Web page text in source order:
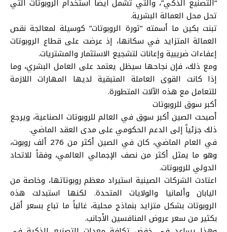
“التصنيع الذكي”، والتي تشمل أيضاً استخدام الروبوتات التي
تحل محل العمالة البشرية.
تبنت بكين ما أسمته “ثورة الروبوتات” كوسيلة لمعالجة نقص
العمالة المتزايد في سكانها، إذ عرضت على قطاع الروبوتات
إعفاءات ضريبية وإعانات لتشجيع الاستثمار والمشتريات.
ومع ذلك، فإن نجاحها سيظل يعتمد على العامل البشري، وما
إذا كانت القوى العاملة المتبقية لديها المهارات اللازمة
للتعامل مع هذه الآلات المتطورة.
أكبر سوق للروبوتات
أصبحت الصين أكبر سوق في العالم للروبوتات الصناعية، ويرجع
ذلك جزئياً إلى الدعم الحكومي على مدى العقد الماضي.
في العام الماضي، كان في الصين أكثر من 276 ألف روبوت،
وهو ما يمثل أكثر من نصف الإجمالي العالمي، وفقاً للاتحاد
الدولي للروبوتات.
اعتادت الشركات الصينية استيراد معظم روبوتاتها، وخاصة من
اليابان وألمانيا والولايات المتحدة. لكنها استبدلت هذه
الروبوتات بشكل متزايد بنماذج محلية، غالباً ما تباع بسعر أقل
بكثير من سعر عروض المنافسين الأجانب.